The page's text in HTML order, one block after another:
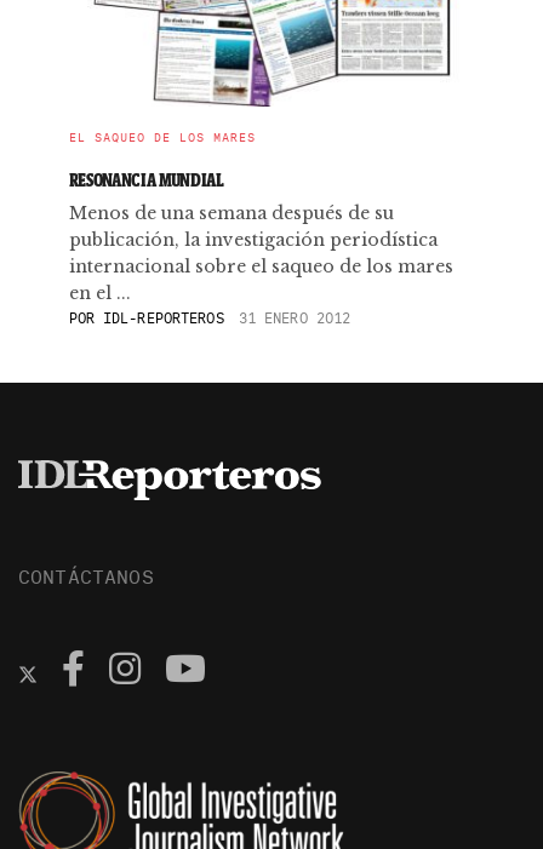
EL SAQUEO DE LOS MARES
RESONANCIA MUNDIAL
Menos de una semana después de su
publicación, la investigación periodística
internacional sobre el saqueo de los mares
en el ...
POR IDL-REPORTEROS 31 ENERO 2012
CONTÁCTANOS